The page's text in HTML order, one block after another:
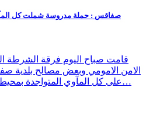
صفاقس : حملة مدروسة شملت كل
قامت صباح اليوم فرقة الشرطة
الامن الامومي وبعض مصالح بلدية
على كل المآوي المتواجدة بمحيط باب الجبلي وسيدي اللخمي…